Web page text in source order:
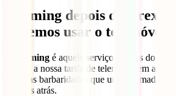
Roaming depois do
podemos usar o telemóvel
roaming é aquele serviço através do qual
utilizar a nossa tarifa de telemóvel em alguns
pagar as barbaridades que uma chamada ou
há anos atrás.